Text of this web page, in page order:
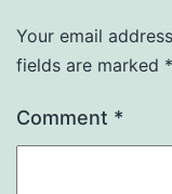
Your email
fields are marked *
Comment *